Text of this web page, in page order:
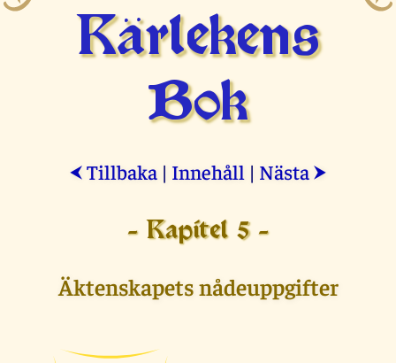
Kärlekens
Bok
⮜ Tillbaka | Innehåll | Nästa ⮞
- Kapitel 5 -
Äktenskapets nådeuppgifter